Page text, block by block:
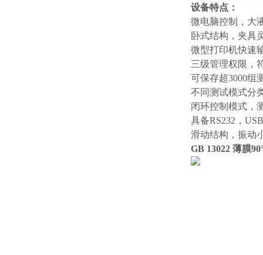
设备特点 ：
微电脑控制，大
卧式结构，夹具
微型打印机快速
三级管理权限，
可保存超3000组
不同测试模式分
闭环控制模式，
具备RS232，
滑动结构，振动
GB 13022 薄膜